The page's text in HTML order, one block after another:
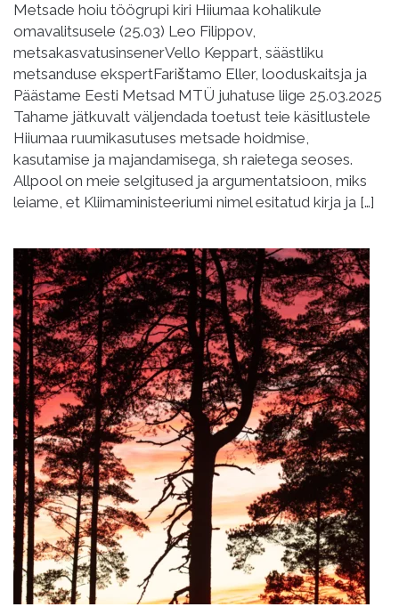
Metsade hoiu töögrupi kiri Hiiumaa kohalikule
omavalitsusele (25.03) Leo Filippov,
metsakasvatusinsenerVello Keppart, säästliku
metsanduse ekspertFarištamo Eller, looduskaitsja ja
Päästame Eesti Metsad MTÜ juhatuse liige 25.03.2025
Tahame jätkuvalt väljendada toetust teie käsitlustele
Hiiumaa ruumikasutuses metsade hoidmise,
kasutamise ja majandamisega, sh raietega seoses.
Allpool on meie selgitused ja argumentatsioon, miks
leiame, et Kliimaministeeriumi nimel esitatud kirja ja […]